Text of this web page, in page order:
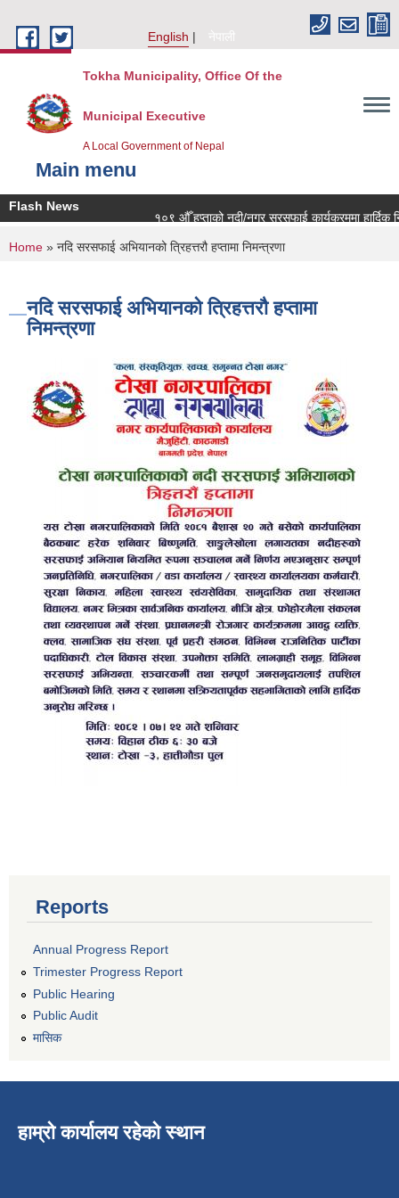
English
नेपाली
Tokha Municipality, Office Of the
Municipal Executive
A Local Government of Nepal
Main menu
Flash News
१०९ औँ हप्ताको नदी/नगर सरसफाई कार्यक्रममा हार्दिक
You are here
Home » नदि सरसफाई अभियानको त्रिहत्तरौ हप्तामा निमन्त्रणा
नदि सरसफाई अभियानको त्रिहत्तरौ हप्तामा
निमन्त्रणा
Reports
Annual Progress Report
Trimester Progress Report
Public Hearing
Public Audit
मासिक
हाम्रो कार्यालय रहेको स्थान